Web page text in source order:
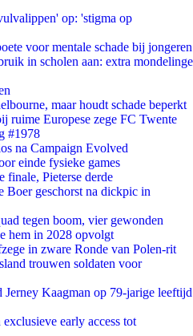
op: 'stigma op
voor mentale schade bij jongeren
in scholen aan: extra mondelinge
maar houdt schade beperkt
ruime Europese zege FC Twente
#1978
na Campaign Evolved
einde fysieke games
finale, Pieterse derde
Boer geschorst na dickpic in
tegen boom, vier gewonden
hem in 2028 opvolgt
in zware Ronde van Polen-rit
trouwen soldaten voor
Kaagman op 79-jarige leeftijd
early access tot